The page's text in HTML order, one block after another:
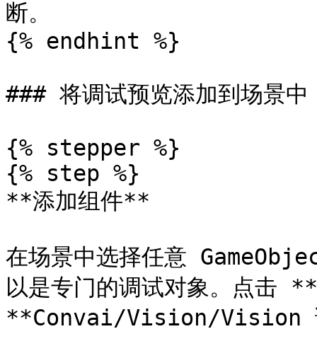
断。
{% endhint %}
### 将调试预览添加到场景中
{% stepper %}
{% step %}
**添加组件**
在场景中选择任意
以是专门的调试对象。点击
**Convai/Vision/Vision